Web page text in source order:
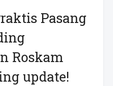
Pasang
Roskam
update!